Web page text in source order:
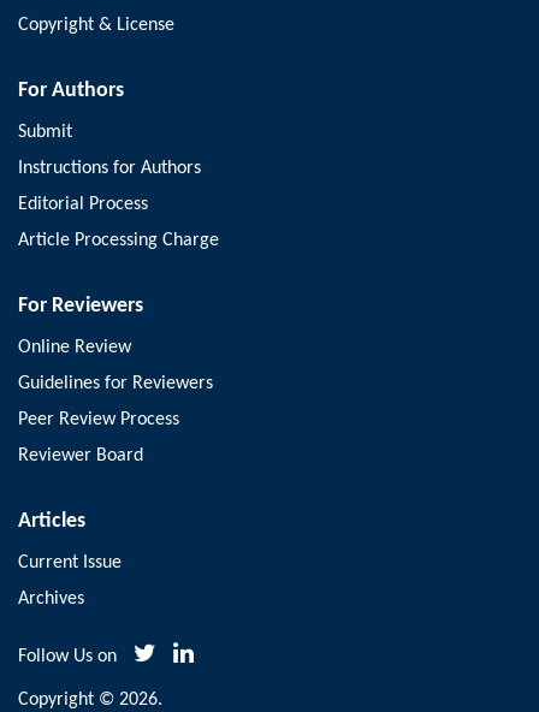
Copyright & License
For Authors
Submit
Instructions for Authors
Editorial Process
Article Processing Charge
For Reviewers
Online Review
Guidelines for Reviewers
Peer Review Process
Reviewer Board
Articles
Current Issue
Archives
Follow Us on
Copyright © 2026.